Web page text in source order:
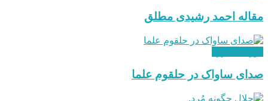
مقاله احمد رشیدی مطلق
صدای ساواک در حلقوم علما